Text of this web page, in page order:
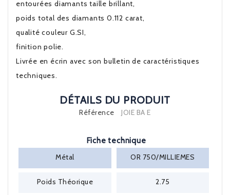
entourées diamants taille brillant,
poids total des diamants 0.112 carat,
qualité couleur G.SI,
finition polie.
Livrée en écrin avec son bulletin de caractéristiques
techniques.
DÉTAILS DU PRODUIT
Référence JOIE BA E
Fiche technique
Métal
OR 750/MILLIEMES
Poids Théorique 2.75